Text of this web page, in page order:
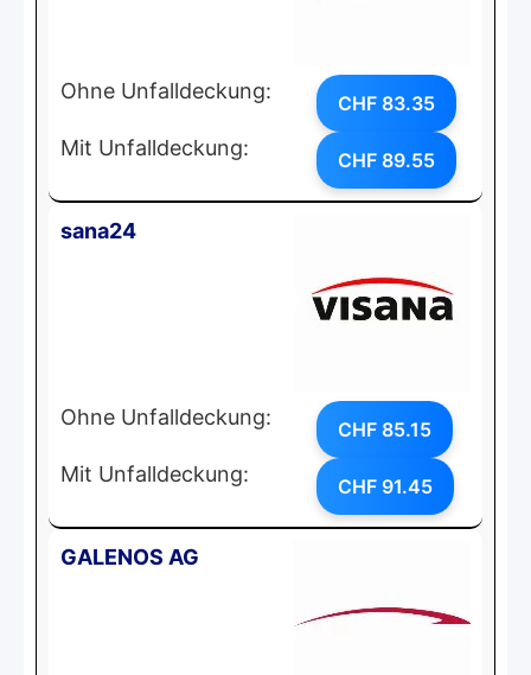
Ohne Unfalldeckung: CHF 83.35
Mit Unfalldeckung: CHF 89.55
sana24
Ohne Unfalldeckung: CHF 85.15
Mit Unfalldeckung: CHF 91.45
GALENOS AG